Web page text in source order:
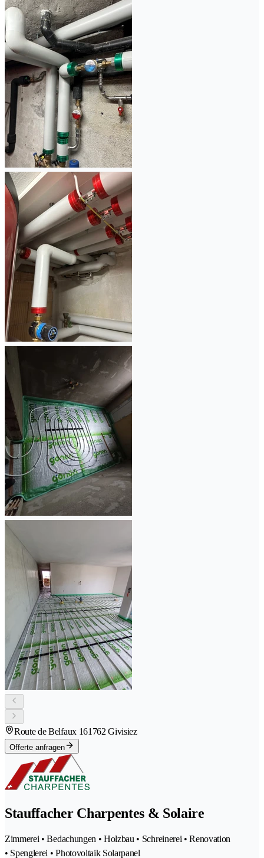
Route de Belfaux 161762 Givisiez
Offerte anfragen
Stauffacher Charpentes & Solaire
Zimmerei • Bedachungen • Holzbau • Schreinerei • Renovation
• Spenglerei • Photovoltaik Solarpanel